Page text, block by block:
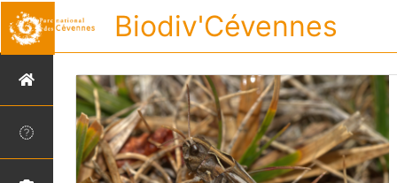
Biodiv'Cévennes